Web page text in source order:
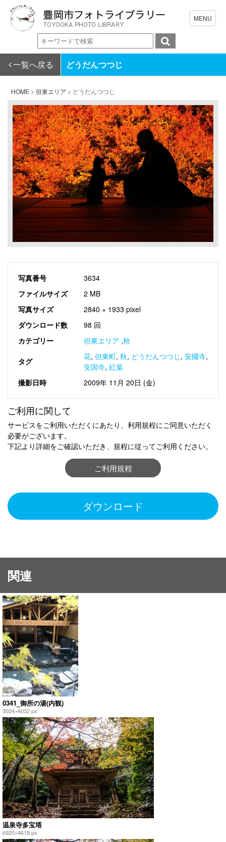
一覧へ戻る どうだんつつじ
HOME > 但東エリア > どうだんつつじ
写真番号
3634
ファイルサイズ
2 MB
写真サイズ
2840 × 1933 pixel
ダウンロード数
98 回
カテゴリー
但東エリア ,秋
タグ 花, 但東町, 秋, どうだんつつじ, 安國寺,
安国寺, 紅葉
撮影日時
2009年 11月 20日 (金)
ご利用に関して
サービスをご利用いただくにあたり、利用規程にご同意いただく
必要がございます。
下記より詳細をご確認いただき、規程に従ってご利用ください。
ご利用規程
ダウンロード
関連
0341_御所の湯(内観)
3024×4032 px
温泉寺多宝塔
6920×4618 px